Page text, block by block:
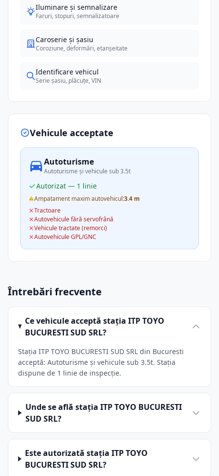
Iluminare și semnalizare
Faruri, stopuri, semnalizatoare
Caroserie și șasiu
Coroziune, deformări, etanșeitate
Identificare vehicul
Serie șasiu, plăcuțe, VIN
Vehicule acceptate
Autoturisme
Autoturisme și vehicule sub 3.5t
Autorizat — 1 linie
Ampatament maxim autovehicul:3.4 m
Tractoare
Autovehicule fără servofrână
Vehicule tractate (remorci)
Autovehicule GPL/GNC
Întrebări frecvente
Ce vehicule acceptă stația ITP TOYO
BUCURESTI SUD SRL?
Stația ITP TOYO BUCURESTI SUD SRL din Bucuresti
acceptă: Autoturisme și vehicule sub 3.5t. Stația
dispune de 1 linie de inspecție.
Unde se află stația ITP TOYO BUCURESTI
SUD SRL?
Este autorizată stația ITP TOYO
BUCURESTI SUD SRL?